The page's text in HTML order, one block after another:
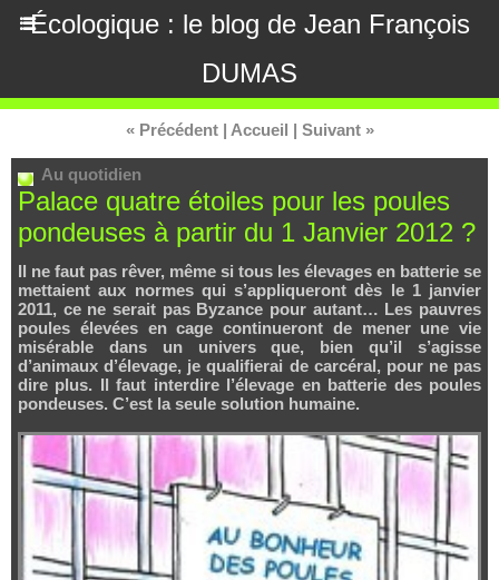
Écologique : le blog de Jean François
DUMAS
« Précédent | Accueil | Suivant »
Au quotidien
Palace quatre étoiles pour les poules
pondeuses à partir du 1 Janvier 2012 ?
Il ne faut pas rêver, même si tous les élevages en batterie se
mettaient aux normes qui s’appliqueront dès le 1 janvier
2011, ce ne serait pas Byzance pour autant… Les pauvres
poules élevées en cage continueront de mener une vie
misérable dans un univers que, bien qu’il s’agisse
d’animaux d’élevage, je qualifierai de carcéral, pour ne pas
dire plus. Il faut interdire l’élevage en batterie des poules
pondeuses. C’est la seule solution humaine.